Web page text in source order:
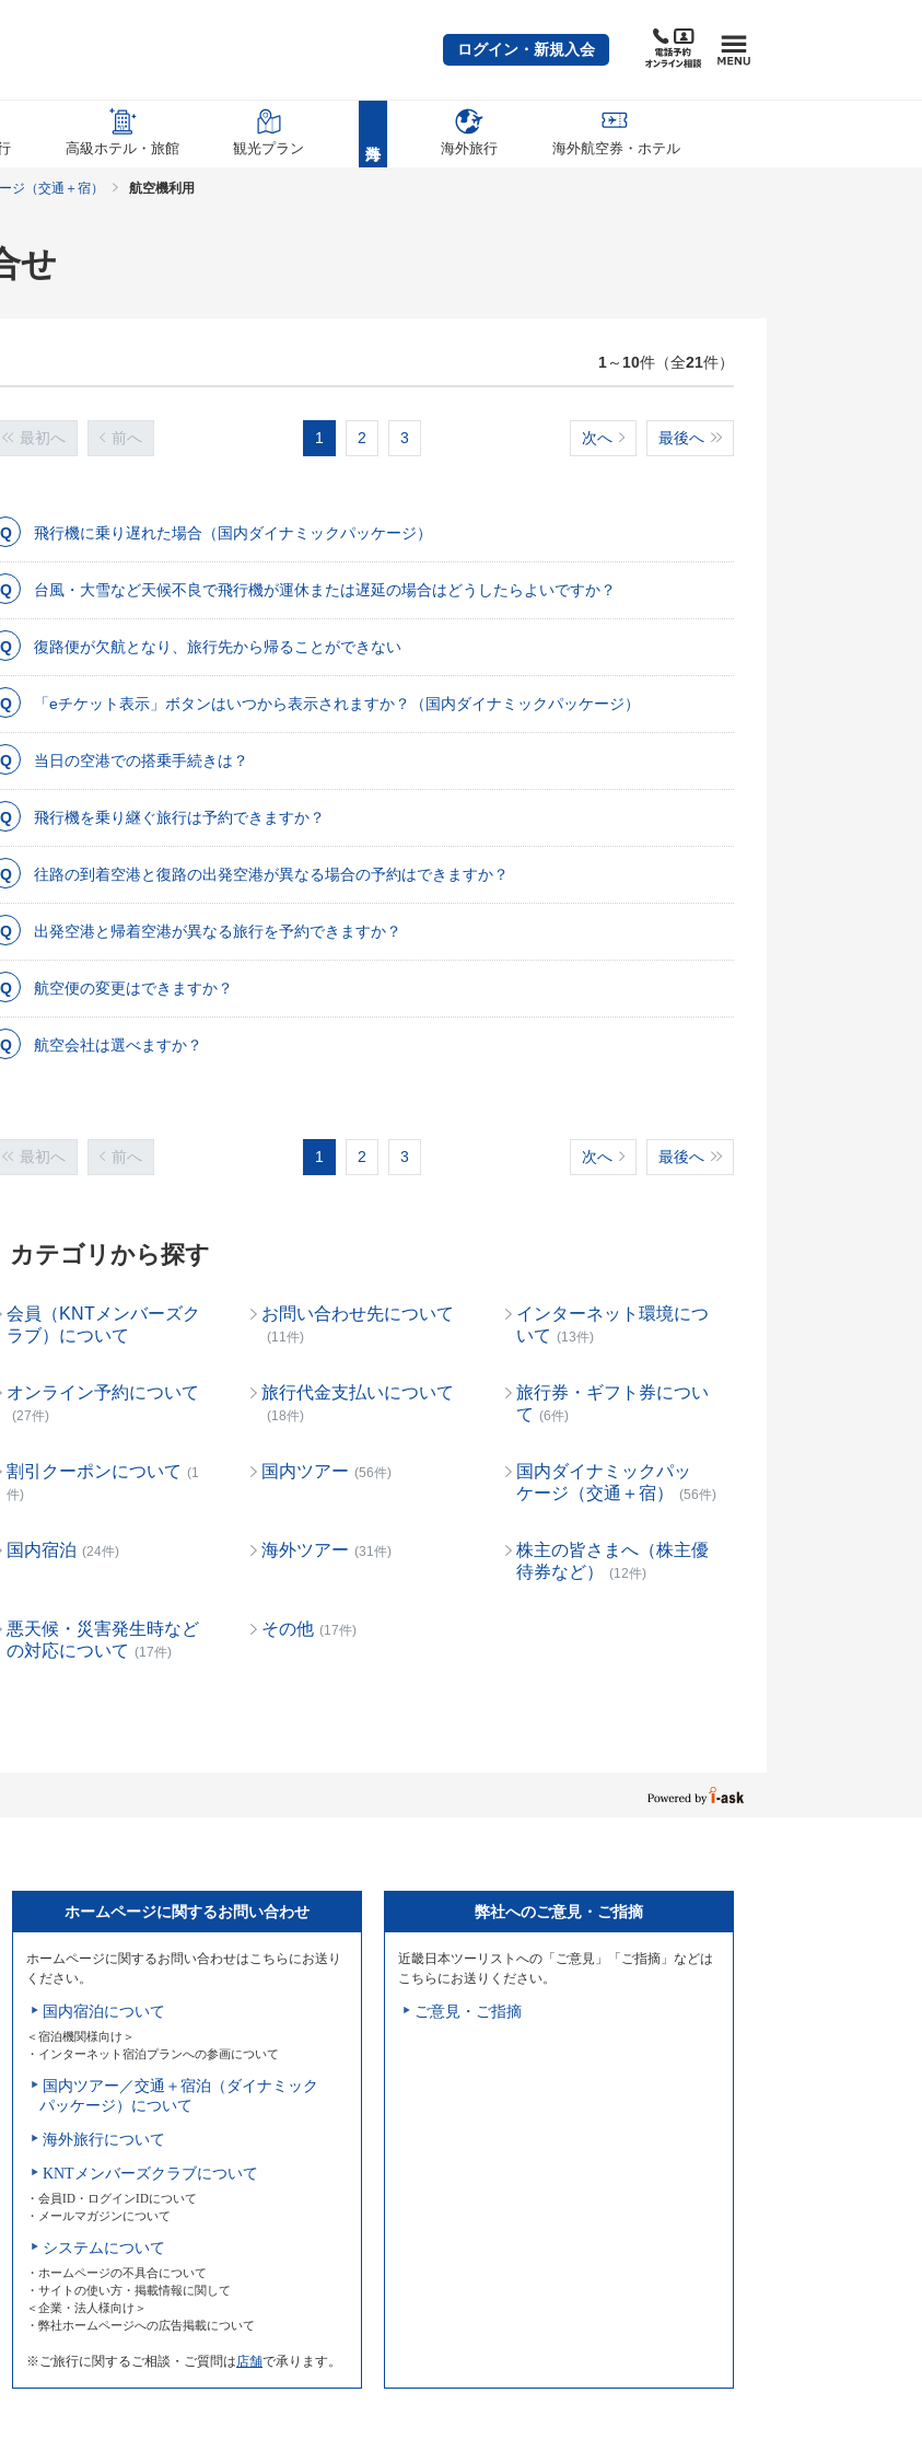
ログイン・新規入会
高級ホテル・旅館 観光プラン 海外旅行 海外航空券・ホテル
ジ（交通＋宿） 航空機利用
せ
1～ 10件（全21件）
最初へ 前へ 1 2 3 次へ 最後へ
飛行機に乗り遅れた場合（国内ダイナミックパッケージ）
台風・大雪など天候不良で飛行機が運休または遅延の場合はどうしたらよいですか？
復路便が欠航となり、旅行先から帰ることができない
「eチケット表示」ボタンはいつから表示されますか？（国内ダイナミックパッケージ）
当日の空港での搭乗手続きは？
飛行機を乗り継ぐ旅行は予約できますか？
往路の到着空港と復路の出発空港が異なる場合の予約はできますか？
出発空港と帰着空港が異なる旅行を予約できますか？
航空便の変更はできますか？
航空会社は選べますか？
最初へ 前へ 1 2 3 次へ 最後へ
カテゴリから探す
会員（KNTメンバーズク
ラブ）について
お問い合わせ先について
(11件)
インターネット環境につ
いて (13件)
オンライン予約について
(27件)
旅行代金支払いについて
(18件)
旅行券・ギフト券につい
て (6件)
割引クーポンについて (1
件)
国内ツアー (56件)
国内ダイナミックパッ
ケージ（交通＋宿）
(56件)
国内宿泊 (24件) 海外ツアー (31件)
株主の皆さまへ（株主優
待券など）
(12件)
悪天候・災害発生時など
の対応について (17件)
その他 (17件)
ホームページに関するお問い合わせ
ホームページに関するお問い合わせはこちらにお送り
ください。
国内宿泊について
＜宿泊機関様向け＞
・インターネット宿泊プランへの参画について
国内ツアー／交通＋宿泊（ダイナミック
パッケージ）について
海外旅行について
KNTメンバーズクラブについて
・会員ID・ログインIDについて
・メールマガジンについて
システムについて
・ホームページの不具合について
・サイトの使い方・掲載情報に関して
＜企業・法人様向け＞
・弊社ホームページへの広告掲載について
※ご旅行に関するご相談・ご質問は店舗で承ります。
弊社へのご意見・ご指摘
近畿日本ツーリストへの「ご意見」「ご指摘」などは
こちらにお送りください。
ご意見・ご指摘